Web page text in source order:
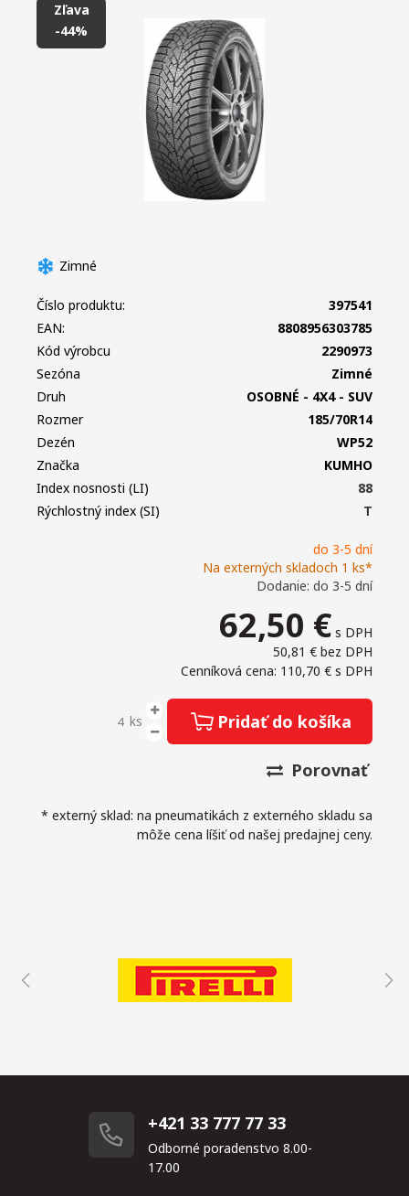
Zľava
-44%
Zimné
do 3-5 dní
Na externých skladoch 1 ks*
Dodanie: do 3-5 dní
62,50 € s DPH
50,81 € bez DPH
Cenníková cena: 110,70 € s DPH
ks Pridať do košíka
Porovnať
* externý sklad: na pneumatikách z externého skladu sa
môže cena líšiť od našej predajnej ceny.
Číslo produktu:
397541
EAN:
8808956303785
Kód výrobcu
2290973
Sezóna
Zimné
Druh
OSOBNÉ - 4X4 - SUV
Rozmer
185/70R14
Dezén
WP52
Značka
KUMHO
Index nosnosti (LI)
88
Rýchlostný index (SI)
T
+421 33 777 77 33
Odborné poradenstvo 8.00-
17.00